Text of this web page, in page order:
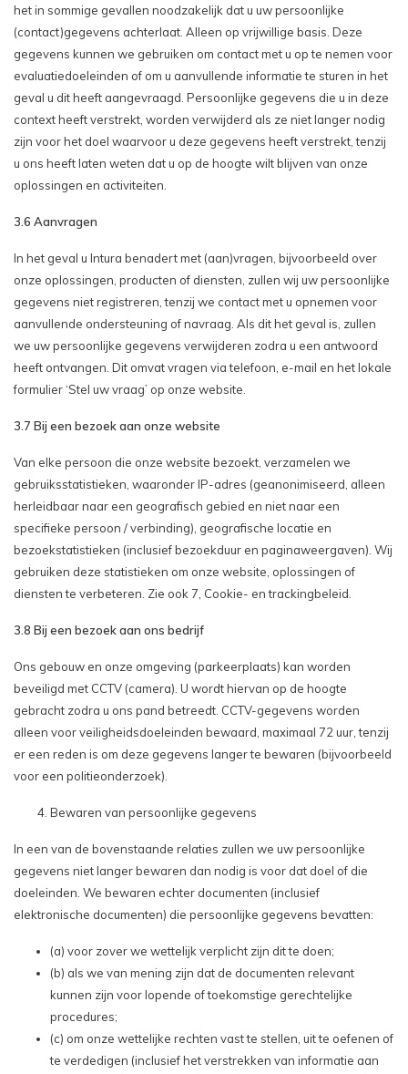
het in sommige gevallen noodzakelijk dat u uw persoonlijke
(contact)gegevens achterlaat. Alleen op vrijwillige basis. Deze
gegevens kunnen we gebruiken om contact met u op te nemen voor
evaluatiedoeleinden of om u aanvullende informatie te sturen in het
geval u dit heeft aangevraagd. Persoonlijke gegevens die u in deze
context heeft verstrekt, worden verwijderd als ze niet langer nodig
zijn voor het doel waarvoor u deze gegevens heeft verstrekt, tenzij
u ons heeft laten weten dat u op de hoogte wilt blijven van onze
oplossingen en activiteiten.
3.6 Aanvragen
In het geval u Intura benadert met (aan)vragen, bijvoorbeeld over
onze oplossingen, producten of diensten, zullen wij uw persoonlijke
gegevens niet registreren, tenzij we contact met u opnemen voor
aanvullende ondersteuning of navraag. Als dit het geval is, zullen
we uw persoonlijke gegevens verwijderen zodra u een antwoord
heeft ontvangen. Dit omvat vragen via telefoon, e-mail en het lokale
formulier ‘Stel uw vraag’ op onze website.
3.7 Bij een bezoek aan onze website
Van elke persoon die onze website bezoekt, verzamelen we
gebruiksstatistieken, waaronder IP-adres (geanonimiseerd, alleen
herleidbaar naar een geografisch gebied en niet naar een
specifieke persoon / verbinding), geografische locatie en
bezoekstatistieken (inclusief bezoekduur en paginaweergaven). Wij
gebruiken deze statistieken om onze website, oplossingen of
diensten te verbeteren. Zie ook 7, Cookie- en trackingbeleid.
3.8 Bij een bezoek aan ons bedrijf
Ons gebouw en onze omgeving (parkeerplaats) kan worden
beveiligd met CCTV (camera). U wordt hiervan op de hoogte
gebracht zodra u ons pand betreedt. CCTV-gegevens worden
alleen voor veiligheidsdoeleinden bewaard, maximaal 72 uur, tenzij
er een reden is om deze gegevens langer te bewaren (bijvoorbeeld
voor een politieonderzoek).
Bewaren van persoonlijke gegevens
In een van de bovenstaande relaties zullen we uw persoonlijke
gegevens niet langer bewaren dan nodig is voor dat doel of die
doeleinden. We bewaren echter documenten (inclusief
elektronische documenten) die persoonlijke gegevens bevatten:
(a) voor zover we wettelijk verplicht zijn dit te doen;
(b) als we van mening zijn dat de documenten relevant
kunnen zijn voor lopende of toekomstige gerechtelijke
procedures;
(c) om onze wettelijke rechten vast te stellen, uit te oefenen of
te verdedigen (inclusief het verstrekken van informatie aan